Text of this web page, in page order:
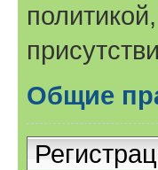
Общие